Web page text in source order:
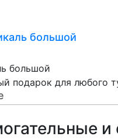
большой
большой
подарок для любого